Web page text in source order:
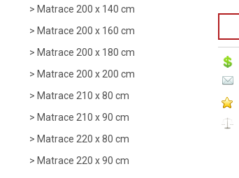
Matrace 200 x 140 cm
Matrace 200 x 160 cm
Matrace 200 x 180 cm
Matrace 200 x 200 cm
Matrace 210 x 80 cm
Matrace 210 x 90 cm
Matrace 220 x 80 cm
Matrace 220 x 90 cm